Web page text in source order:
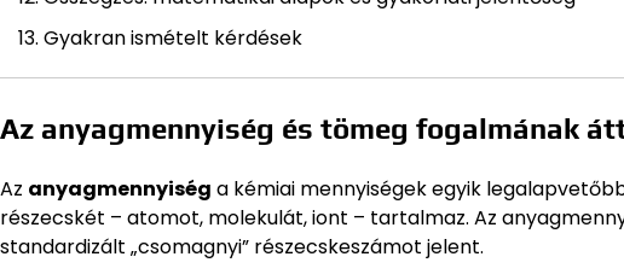
Gyakran ismételt kérdések
Az anyagmennyiség és tömeg fogalmának
Az anyagmennyiség a kémiai mennyiségek egyik
részecskét – atomot, molekulát, iont – tartalmaz. Az
standardizált „csomagnyi” részecskeszámot jelent.